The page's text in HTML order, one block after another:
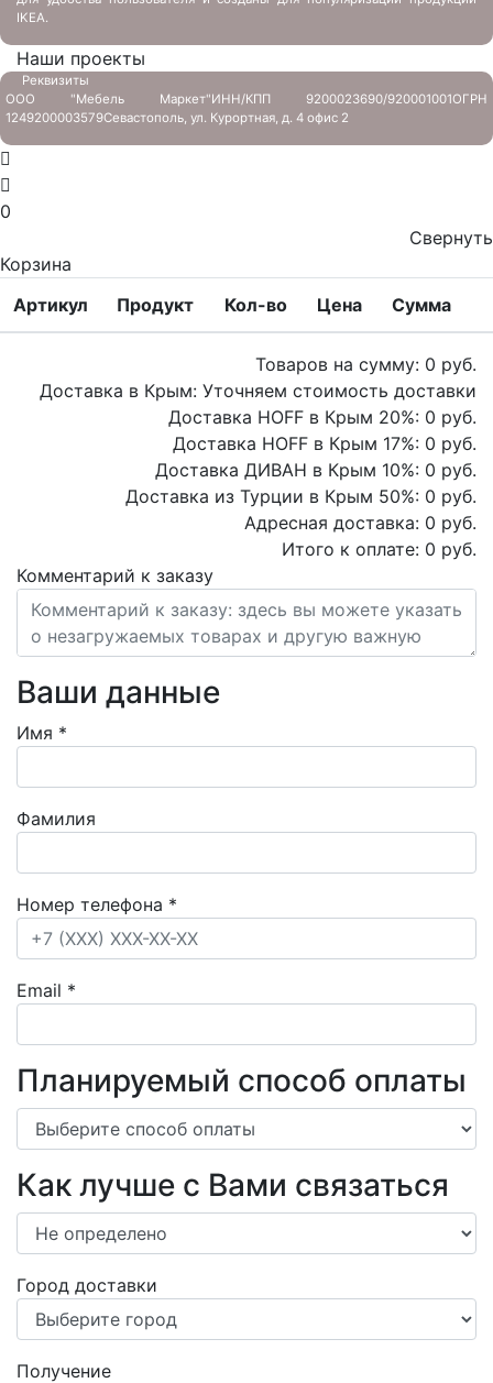
IKEA.
Наши проекты
Реквизиты
ООО "Мебель Маркет"ИНН/КПП 9200023690/920001001ОГРН
1249200003579Севастополь, ул. Курортная, д. 4 офис 2
0
Свернуть
Корзина
Артикул
Продукт Кол-во Цена Сумма
Товаров на сумму: 0 руб.
Доставка в Крым: Уточняем стоимость доставки
Доставка HOFF в Крым 20%: 0 руб.
Доставка HOFF в Крым 17%: 0 руб.
Доставка ДИВАН в Крым 10%: 0 руб.
Доставка из Турции в Крым 50%: 0 руб.
Адресная доставка: 0 руб.
Итого к оплате: 0 руб.
Комментарий к заказу
Ваши данные
Имя *
Фамилия
Номер телефона *
Email *
Планируемый способ оплаты
Как лучше с Вами связаться
Город доставки
Получение